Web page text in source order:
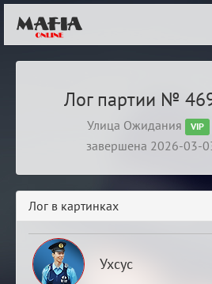
Лог партии №
Улица Ожидания VIP
завершена 2026-03-
Лог в картинках
Ухсус